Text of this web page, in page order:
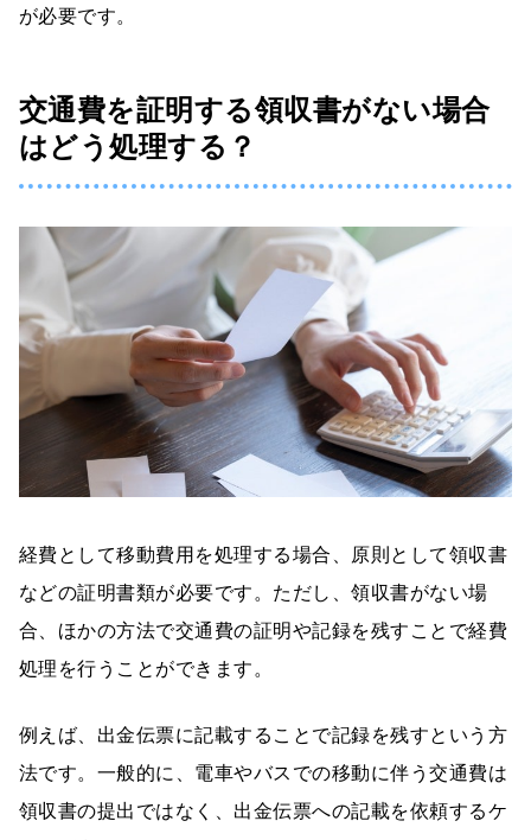
が必要です。
交通費を証明する領収書がない場合
はどう処理する？
経費として移動費用を処理する場合、原則として領収書
などの証明書類が必要です。ただし、領収書がない場
合、ほかの方法で交通費の証明や記録を残すことで経費
処理を行うことができます。
例えば、出金伝票に記載することで記録を残すという方
法です。一般的に、電車やバスでの移動に伴う交通費は
領収書の提出ではなく、出金伝票への記載を依頼するケ